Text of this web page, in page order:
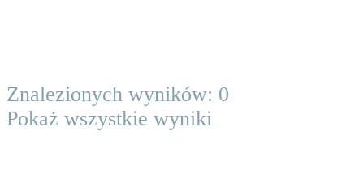
Znalezionych wyników: 0
Pokaż wszystkie wyniki